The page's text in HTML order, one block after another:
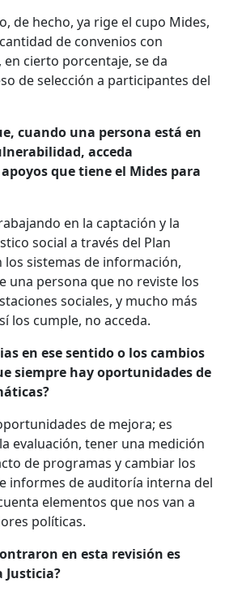
de hecho, ya rige el cupo Mides,
de convenios con
en cierto porcentaje, se da
de selección a participantes del
cuando una persona está en
acceda
que tiene el Mides para
en la captación y la
social a través del Plan
los sistemas de información,
una persona que no reviste los
sociales, y mucho más
los cumple, no acceda.
en ese sentido o los cambios
siempre hay oportunidades de
de mejora; es
evaluación, tener una medición
de programas y cambiar los
informes de auditoría interna del
elementos que nos van a
políticas.
en esta revisión es
Justicia?